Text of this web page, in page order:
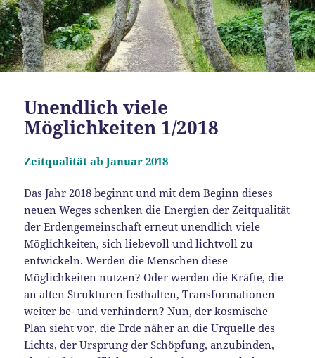
Unendlich viele
Möglichkeiten 1/2018
Zeitqualität ab Januar 2018
Das Jahr 2018 beginnt und mit dem Beginn dieses
neuen Weges schenken die Energien der Zeitqualität
der Erdengemeinschaft erneut unendlich viele
Möglichkeiten, sich liebevoll und lichtvoll zu
entwickeln. Werden die Menschen diese
Möglichkeiten nutzen? Oder werden die Kräfte, die
an alten Strukturen festhalten, Transformationen
weiter be- und verhindern? Nun, der kosmische
Plan sieht vor, die Erde näher an die Urquelle des
Lichts, der Ursprung der Schöpfung, anzubinden,